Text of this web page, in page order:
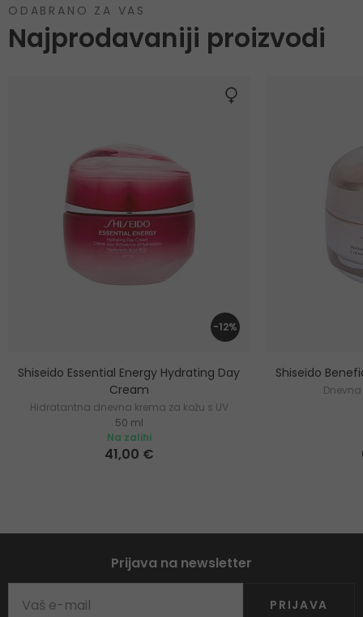
ODABRANO ZA VAS
Najprodavaniji proizvodi
-12%
Shiseido Essential Energy Hydrating Day
Cream
Hidratantna dnevna krema za kožu s UV
zaštitom
50 ml
Na zalihi
41,00 €
Shiseido
Prijava na newsletter
PRIJAVA